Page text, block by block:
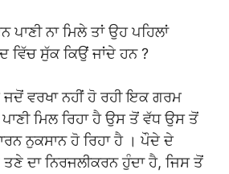
ਨਾ ਮਿਲੇ ਤਾਂ ਉਹ ਪਹਿਲਾਂ
ਵਿੱਚ ਸੁੱਕ ਕਿਉਂ ਜਾਂਦੇ ਹਨ ?
ਵਰਖਾ ਨਹੀਂ ਹੋ ਰਹੀ ਇਕ ਗਰਮ
ਪਾਣੀ ਮਿਲ ਰਿਹਾ ਹੈ ਉਸ ਤੋਂ ਵੱਧ ਉਸ ਤੋਂ
ਨੁਕਸਾਨ ਹੋ ਰਿਹਾ ਹੈ । ਪੌਦੇ ਦੇ
ਦਾ ਨਿਰਜਲੀਕਰਨ ਹੁੰਦਾ ਹੈ, ਜਿਸ ਤੋਂ